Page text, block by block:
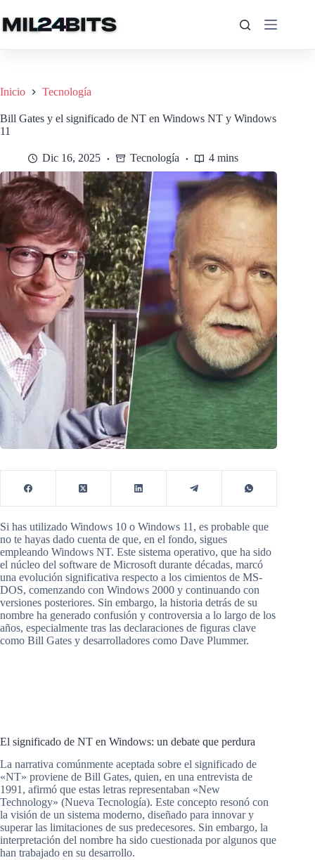
al
contenido
Inicio Tecnología
Bill Gates y el significado de NT en Windows NT y Windows
11
Dic 16, 2025 Tecnología 4 mins
Si has utilizado Windows 10 o Windows 11, es probable que
no te hayas dado cuenta de que, en el fondo, sigues
empleando Windows NT. Este sistema operativo, que ha sido
el núcleo del software de Microsoft durante décadas, marcó
una evolución significativa respecto a los cimientos de MS-
DOS, comenzando con Windows 2000 y continuando con
versiones posteriores. Sin embargo, la historia detrás de su
nombre ha generado confusión y controversia a lo largo de los
años, especialmente tras las declaraciones de figuras clave
como Bill Gates y desarrolladores como Dave Plummer.
El significado de NT en Windows: un debate que perdura
La narrativa comúnmente aceptada sobre el significado de
«NT» proviene de Bill Gates, quien, en una entrevista de
1991, afirmó que estas letras representaban «New
Technology» (Nueva Tecnología). Este concepto resonó con
la visión de un sistema moderno, diseñado para innovar y
superar las limitaciones de sus predecesores. Sin embargo, la
interpretación del nombre ha sido cuestionada por algunos que
han trabajado en su desarrollo.